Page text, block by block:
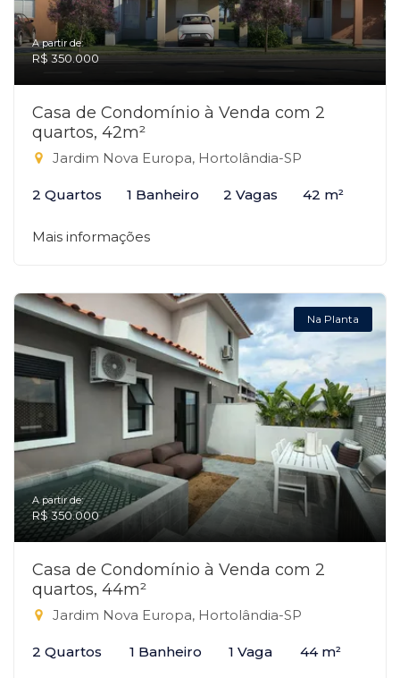
A partir de:
R$ 350.000
Casa de Condomínio à Venda com 2
quartos, 42m²
Jardim Nova Europa, Hortolândia-SP
2 Quartos 1 Banheiro 2 Vagas 42 m²
Mais informações
Na Planta
A partir de:
R$ 350.000
Casa de Condomínio à Venda com 2
quartos, 44m²
Jardim Nova Europa, Hortolândia-SP
2 Quartos 1 Banheiro 1 Vaga 44 m²